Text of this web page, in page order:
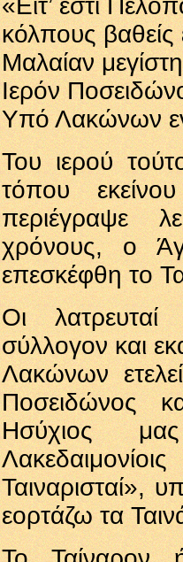
«Είτ’ έστι
κόλπους
Μαλαίαν
Ιερόν
Υπό Λακώνων
Του ιερού
τόπου
περιέγραψε
χρόνους, ο
επεσκέφθη το
Οι
σύλλογον και
Λακώνων
Ποσειδώνος
Ησύχιος
Ταιναρισταί»,
εορτάζω τα